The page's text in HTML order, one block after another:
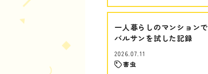
一人暮らしのマンションで
バルサンを試した記録
2026.07.11
害虫